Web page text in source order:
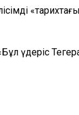
үдеріс